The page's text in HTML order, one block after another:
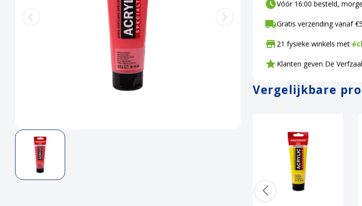
Vóór 16:00 besteld,
Gratis verzending vanaf
21 fysieke winkels met
Klanten geven De
Vergelijkbare